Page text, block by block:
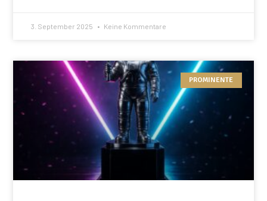
3. September 2025 Keine Kommentare
PROMINENTE